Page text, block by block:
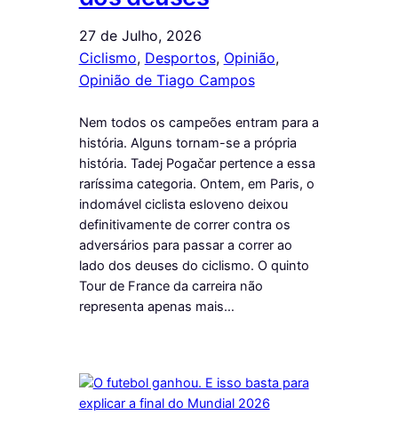
27 de Julho, 2026
Ciclismo, Desportos, Opinião ,
Opinião de Tiago Campos
Nem todos os campeões entram para a
história. Alguns tornam-se a própria
história. Tadej Pogačar pertence a essa
raríssima categoria. Ontem, em Paris, o
indomável ciclista esloveno deixou
definitivamente de correr contra os
adversários para passar a correr ao
lado dos deuses do ciclismo. O quinto
Tour de France da carreira não
representa apenas mais…